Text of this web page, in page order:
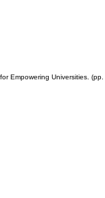
Empowering Universities.